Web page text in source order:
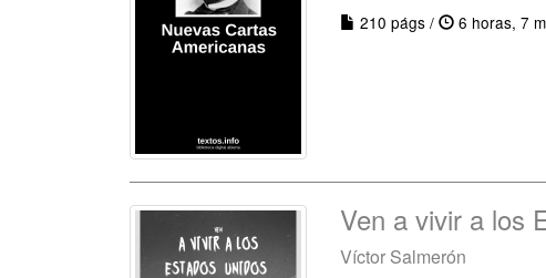
210 págs / 6 horas, 7
Ven a vivir a los
Víctor Salmerón